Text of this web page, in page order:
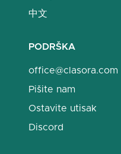
中文
PODRŠKA
office@clasora.com
Pišite nam
Ostavite utisak
Discord